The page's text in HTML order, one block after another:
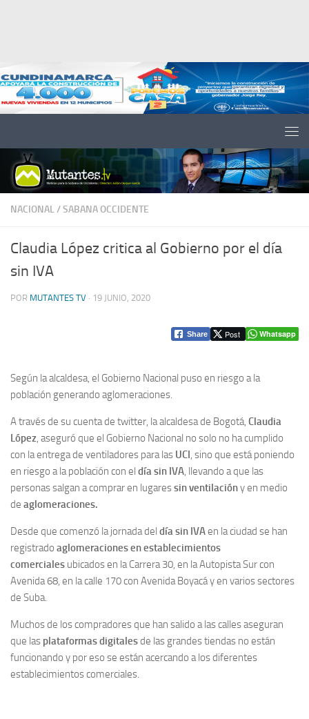
NACIONAL/SABANA OCCIDENTE
Claudia López critica al Gobierno por el día
sin IVA
POR MUTANTES TV · 19 JUNIO, 2020
Share Post Whatsapp
Según la alcaldesa, el Gobierno Nacional puso en riesgo a la
población generando aglomeraciones.
A través de su cuenta de twitter, la alcaldesa de Bogotá, Claudia
López , aseguró que el Gobierno Nacional no solo no ha cumplido
con la entrega de ventiladores para las UCI , sino que está poniendo
en riesgo a la población con el día sin IVA , llevando a que las
personas salgan a comprar en lugaressin ventilacióny en medio
de aglomeraciones.
Desde que comenzó la jornada del día sin IVAen la ciudad se han
registrado aglomeraciones en establecimientos
comerciales ubicados en la Carrera 30, en la Autopista Sur con
Avenida 68, en la calle 170 con Avenida Boyacá y en varios sectores
de Suba.
Muchos de los compradores que han salido a las calles aseguran
que las plataformas digitalesde las grandes tiendas no están
funcionando y por eso se están acercando a los diferentes
establecimientos comerciales.